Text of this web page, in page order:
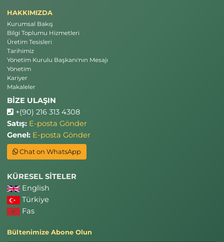
HAKKIMIZDA
Kurumsal Bakış
Bilgi Toplumu Hizmetleri
Üretim Tesisleri
Tarihimiz
Yönetim Kurulu Başkanı'nın Mesajı
Yönetim
Kariyer
Makaleler
BİZE ULAŞIN
+(90) 216 313 4308
Satış: E-posta Gönder
Genel: E-posta Gönder
Chat on WhatsApp
KÜRESEL SİTELER
English
Türkiye
Fas
Bültenimize Abone Olun